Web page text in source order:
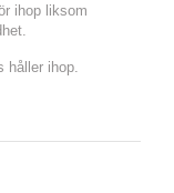
ihop liksom
håller ihop.